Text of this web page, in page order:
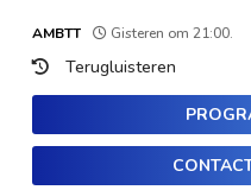
AMBTT Gisteren om 21:00.
Terugluisteren